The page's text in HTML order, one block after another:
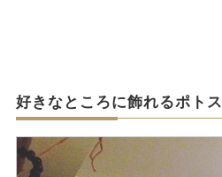
好きなところに飾れるポトス